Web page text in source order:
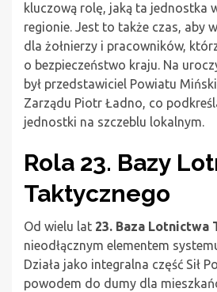
kluczową rolę, jaką ta jednostka
regionie. Jest to także czas, aby
dla żołnierzy i pracowników,
o bezpieczeństwo kraju. Na
był przedstawiciel Powiatu
Zarządu Piotr Ładno, co
jednostki na szczeblu lokalnym.
Rola 23. Bazy
Taktycznego
Od wielu lat 23. Baza Lotnictwa
nieodłącznym elementem
Działa jako integralna część Sił
powodem do dumy dla